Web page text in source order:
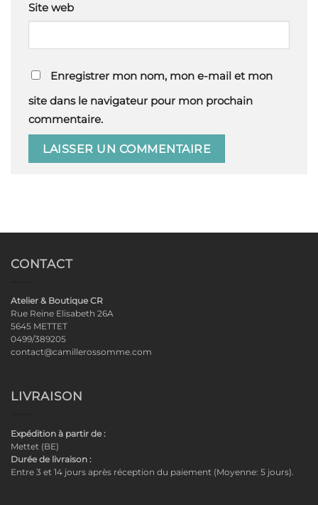
Site web
Enregistrer mon nom, mon e-mail et mon
site dans le navigateur pour mon prochain
commentaire.
CONTACT
Atelier & Boutique CR
Rue Reine Elisabeth 26A
5645 METTET
0499/389205
contact@camillerossomme.com
LIVRAISON
Expédition à partir de :
Mettet (BE)
Durée de livraison :
Entre 3 et 14 jours après réception du paiement (Moyenne: 5 jours).